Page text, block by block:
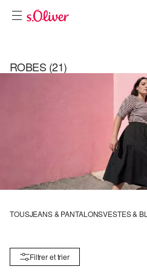
ROBES (21)
TOUSJEANS & PANTALONSVESTES &
Filtrer et trier